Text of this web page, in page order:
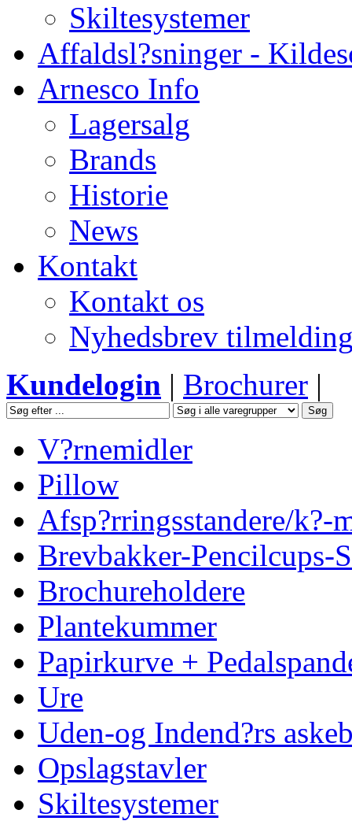
Skiltesystemer
Affaldsl?sninger -
Arnesco Info
Lagersalg
Brands
Historie
News
Kontakt
Kontakt os
Nyhedsbrev
Kundelogin | Brochurer |
V?rnemidler
Pillow
Afsp?rringsstandere/k?-
Brevbakker-Pencilcups-
Brochureholdere
Plantekummer
Papirkurve +
Ure
Uden-og Indend?rs
Opslagstavler
Skiltesystemer